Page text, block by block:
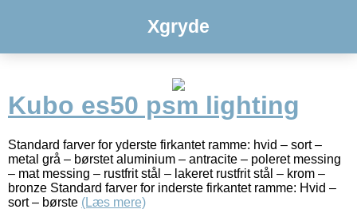
Xgryde
Kubo es50 psm lighting
Standard farver for yderste firkantet ramme: hvid – sort –
metal grå – børstet aluminium – antracite – poleret messing
– mat messing – rustfrit stål – lakeret rustfrit stål – krom –
bronze Standard farver for inderste firkantet ramme: Hvid –
sort – børste (Læs mere)